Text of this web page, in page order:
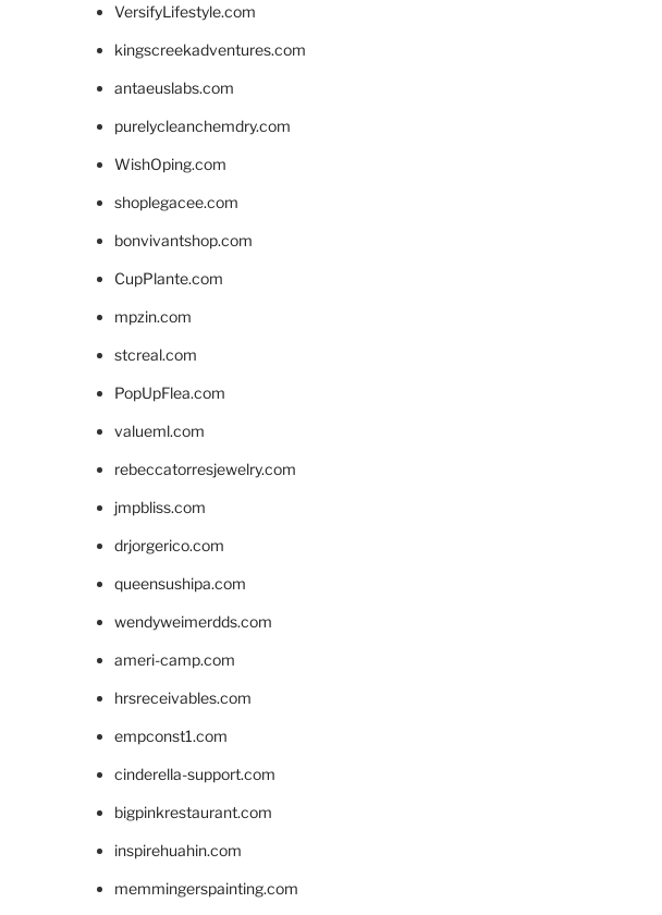
VersifyLifestyle.com
kingscreekadventures.com
antaeuslabs.com
purelycleanchemdry.com
WishOping.com
shoplegacee.com
bonvivantshop.com
CupPlante.com
mpzin.com
stcreal.com
PopUpFlea.com
valueml.com
rebeccatorresjewelry.com
jmpbliss.com
drjorgerico.com
queensushipa.com
wendyweimerdds.com
ameri-camp.com
hrsreceivables.com
empconst1.com
cinderella-support.com
bigpinkrestaurant.com
inspirehuahin.com
memmingerspainting.com